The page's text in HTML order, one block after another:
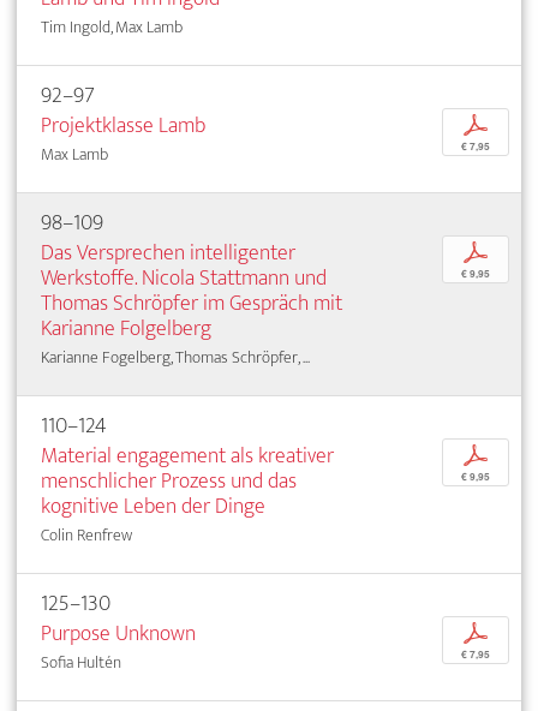
Tim Ingold, Max Lamb
92–97
Projektklasse Lamb
Max Lamb
p
€ 7,95
98–109
Das Versprechen intelligenter
Werkstoffe. Nicola Stattmann und
Thomas Schröpfer im Gespräch mit
Karianne Folgelberg
Karianne Fogelberg, Thomas Schröpfer, ...
p
€ 9,95
110–124
Material engagement als kreativer
menschlicher Prozess und das
kognitive Leben der Dinge
Colin Renfrew
p
€ 9,95
125–130
Purpose Unknown
Sofia Hultén
p
€ 7,95